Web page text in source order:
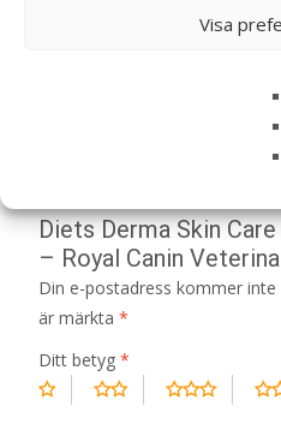
Visa
Diets Derma Skin
– Royal Canin
Din e-postadress kommer inte
är märkta *
Ditt betyg *